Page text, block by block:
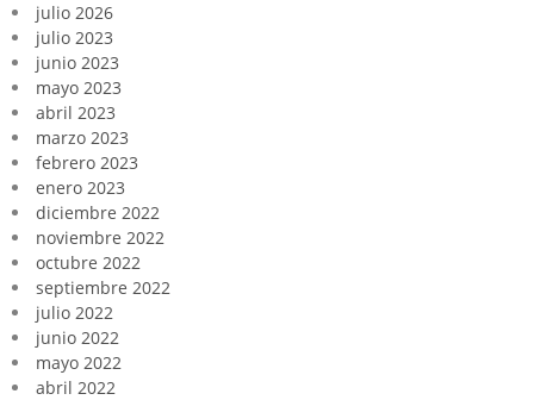
julio 2026
julio 2023
junio 2023
mayo 2023
abril 2023
marzo 2023
febrero 2023
enero 2023
diciembre 2022
noviembre 2022
octubre 2022
septiembre 2022
julio 2022
junio 2022
mayo 2022
abril 2022